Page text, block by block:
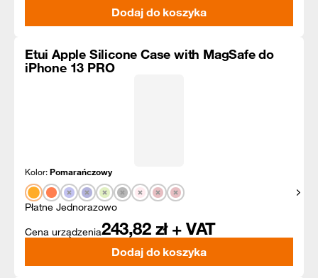
Dodaj do koszyka
Etui Apple Silicone Case with MagSafe do
iPhone 13 PRO
Kolor:Pomarańczowy
Płatne Jednorazowo
Cena urządzenia243,82 zł + VAT
Dodaj do koszyka